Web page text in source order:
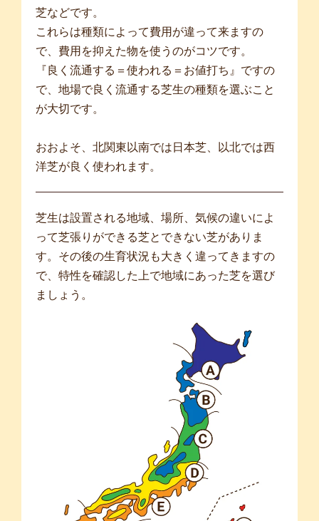
芝などです。
これらは種類によって費用が違って来ますの
で、費用を抑えた物を使うのがコツです。
『良く流通する＝使われる＝お値打ち』ですの
で、地場で良く流通する芝生の種類を選ぶこと
が大切です。
おおよそ、北関東以南では日本芝、以北では西
洋芝が良く使われます。
芝生は設置される地域、場所、気候の違いによ
って芝張りができる芝とできない芝がありま
す。その後の生育状況も大きく違ってきますの
で、特性を確認した上で地域にあった芝を選び
ましょう。